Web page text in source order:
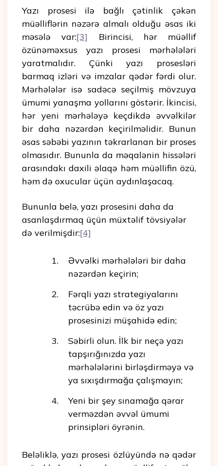
Yazı prosesi ilə bağlı çətinlik çəkən
müəlliflərin nəzərə almalı olduğu əsas iki
məsələ var:[3] Birincisi, hər müəllif
özünəməxsus yazı prosesi mərhələləri
yaratmalıdır. Çünki yazı prosesləri
barmaq izləri və imzalar qədər fərdi olur.
Mərhələlər isə sadəcə seçilmiş mövzuya
ümumi yanaşma yollarını göstərir. İkincisi,
hər yeni mərhələyə keçdikdə əvvəlkilər
bir daha nəzərdən keçirilməlidir. Bunun
əsas səbəbi yazının təkrarlanan bir proses
olmasıdır. Bununla da məqalənin hissələri
arasındakı daxili əlaqə həm müəllifin özü,
həm də oxucular üçün aydınlaşacaq.
Bununla belə, yazı prosesini daha da
asanlaşdırmaq üçün müxtəlif tövsiyələr
də verilmişdir:[4]
Əvvəlki mərhələləri bir daha
nəzərdən keçirin;
Fərqli yazı strategiyalarını
təcrübə edin və öz yazı
prosesinizi müşahidə edin;
Səbirli olun. İlk bir neçə yazı
tapşırığınızda yazı
mərhələlərini birləşdirməyə və
ya sıxışdırmağa çalışmayın;
Yeni bir şey sınamağa qərar
verməzdən əvvəl ümumi
prinsipləri öyrənin.
Beləliklə, yazı prosesi özlüyündə nə qədər